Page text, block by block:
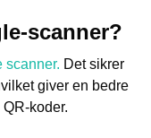
scanner?
scanner. Det sikrer
giver en bedre
koder.